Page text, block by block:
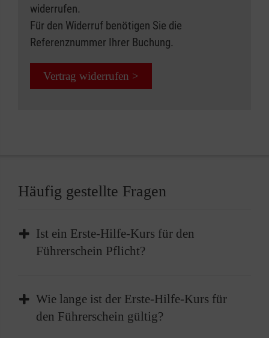
widerrufen.
Für den Widerruf benötigen Sie die
Referenznummer Ihrer Buchung.
Vertrag widerrufen >
Häufig gestellte Fragen
Ist ein Erste-Hilfe-Kurs für den
Führerschein Pflicht?
Die Teilnahme an einem Erste-Hilfe-Kurs ist
Pflicht, bevor Sie Ihren Führerschein erhalten
können. Vor der Führerscheinprüfung müssen
Wie lange ist der Erste-Hilfe-Kurs für
den Führerschein gültig?